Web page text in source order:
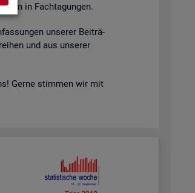
in Fach­ta­gun­gen.
un­se­rer Bei­trä­
und aus un­se­rer
Gerne stim­men wir mit